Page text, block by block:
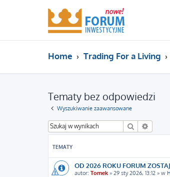
Home Trading For a Living
Tematy bez odpowiedzi
Wyszukiwanie zaawansowane
Szukaj
TEMATY
OD 2026 ROKU FORUM
autor: Tomek » 29 sty 2026, 13:12 » w